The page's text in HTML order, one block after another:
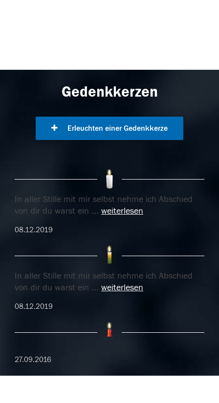
Gedenkkerzen
Erleuchten einer Gedenkkerze
In aller Stille mit mir selbst nehme ich Abschied
von dir du warst ein ... weiterlesen
08.12.2019
In aller Stille mit mir selbst nehme ich Abschied
von dir du warst ein ... weiterlesen
08.12.2019
27.09.2016